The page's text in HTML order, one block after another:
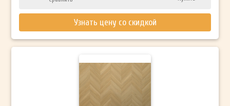
Узнать цену со скидкой